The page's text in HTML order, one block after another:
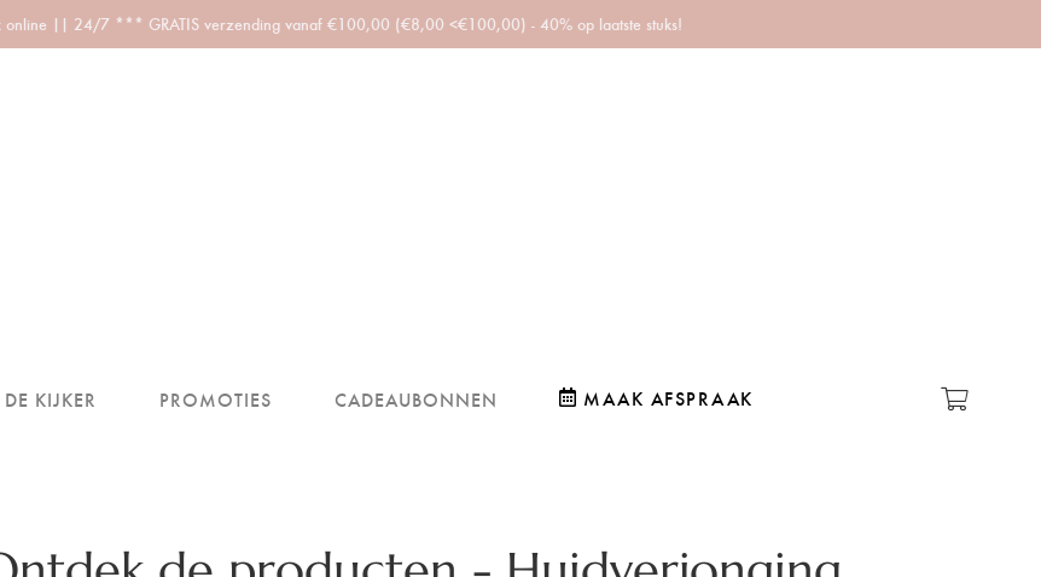
online || 24/7 *** GRATIS verzending vanaf €100,00 (€8,00 <€100,00) - 40% op laatste stuks!
KIJKER PROMOTIES CADEAUBONNEN MAAK AFSPRAAK